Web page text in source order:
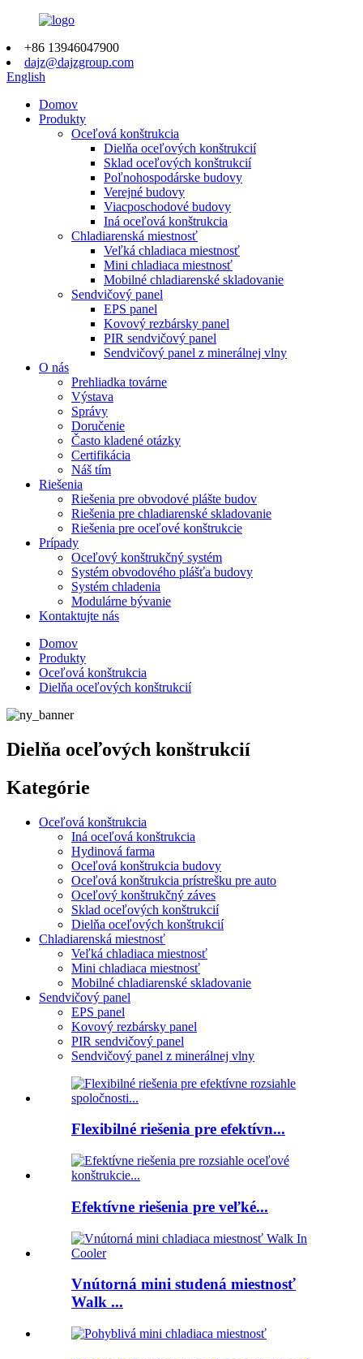
+86 13946047900
dajz@dajzgroup.com
English
Domov
Produkty
Oceľová konštrukcia
Dielňa oceľových konštrukcií
Sklad oceľových konštrukcií
Poľnohospodárske budovy
Verejné budovy
Viacposchodové budovy
Iná oceľová konštrukcia
Chladiarenská miestnosť
Veľká chladiaca miestnosť
Mini chladiaca miestnosť
Mobilné chladiarenské skladovanie
Sendvičový panel
EPS panel
Kovový rezbársky panel
PIR sendvičový panel
Sendvičový panel z minerálnej vlny
O nás
Prehliadka továrne
Výstava
Správy
Doručenie
Často kladené otázky
Certifikácia
Náš tím
Riešenia
Riešenia pre obvodové plášte budov
Riešenia pre chladiarenské skladovanie
Riešenia pre oceľové konštrukcie
Prípady
Oceľový konštrukčný systém
Systém obvodového plášťa budovy
Systém chladenia
Modulárne bývanie
Kontaktujte nás
Domov
Produkty
Oceľová konštrukcia
Dielňa oceľových konštrukcií
Dielňa oceľových konštrukcií
Kategórie
Oceľová konštrukcia
Iná oceľová konštrukcia
Hydinová farma
Oceľová konštrukcia budovy
Oceľová konštrukcia prístrešku pre auto
Oceľový konštrukčný záves
Sklad oceľových konštrukcií
Dielňa oceľových konštrukcií
Chladiarenská miestnosť
Veľká chladiaca miestnosť
Mini chladiaca miestnosť
Mobilné chladiarenské skladovanie
Sendvičový panel
EPS panel
Kovový rezbársky panel
PIR sendvičový panel
Sendvičový panel z minerálnej vlny
Flexibilné riešenia pre efektívn...
Efektívne riešenia pre veľké...
Vnútorná mini studená miestnosť
Walk ...